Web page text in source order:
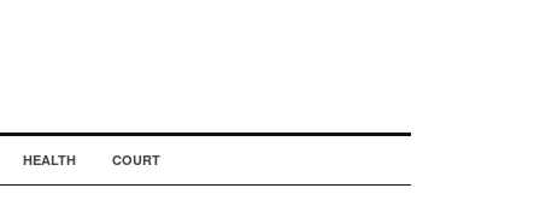
HEALTH COURT